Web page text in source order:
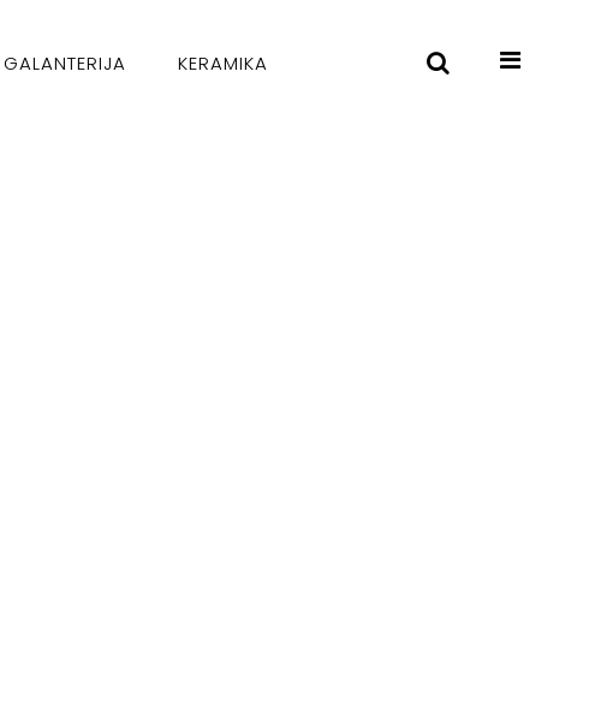
GALANTERIJA KERAMIKA